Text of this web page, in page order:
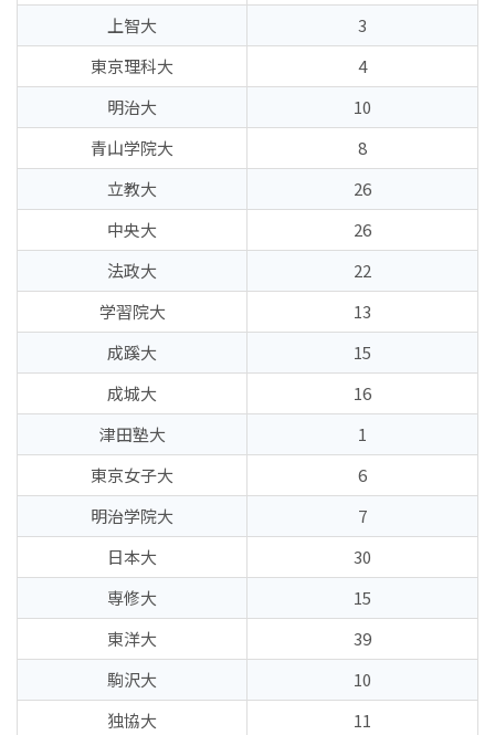
上智大
3
東京理科大
4
明治大
10
青山学院大
8
立教大
26
中央大
26
法政大
22
学習院大
13
成蹊大
15
成城大
16
津田塾大
1
東京女子大
6
明治学院大
7
日本大
30
専修大
15
東洋大
39
駒沢大
10
独協大
11